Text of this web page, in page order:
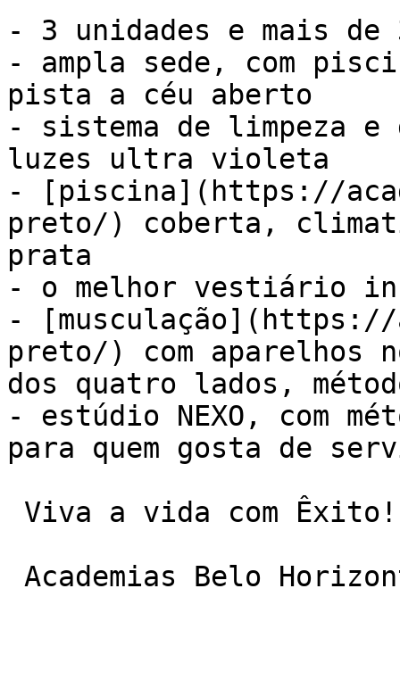
- 3 unidades e mais
- ampla sede, com
pista a céu aberto
- sistema de limpeza e
luzes ultra violeta
- [piscina](https://
preto/) coberta,
prata
- o melhor vestiário
- [musculação](https://
preto/) com aparelhos
dos quatro lados,
- estúdio NEXO, com
para quem gosta de